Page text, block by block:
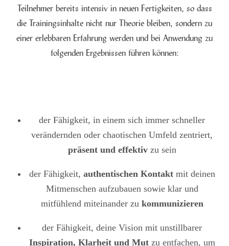
Teilnehmer bereits intensiv in neuen Fertigkeiten, so dass
die Trainingsinhalte nicht nur Theorie bleiben, sondern zu
einer erlebbaren Erfahrung werden und bei Anwendung zu
folgenden Ergebnissen führen können:
der Fähigkeit, in einem sich immer schneller
verändernden oder chaotischen Umfeld zentriert,
präsent und effektivzu sein
der Fähigkeit, authentischen Kontaktmit deinen
Mitmenschen aufzubauen sowie klar und
mitfühlend miteinander zu kommunizieren
der Fähigkeit, deine Vision mit unstillbarer
Inspiration, Klarheit und Mutzu entfachen, um